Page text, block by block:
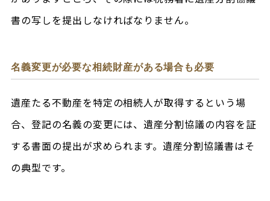
書の写しを提出しなければなりません。
名義変更が必要な相続財産がある場合も必要
遺産たる不動産を特定の相続人が取得するという場
合、登記の名義の変更には、遺産分割協議の内容を証
する書面の提出が求められます。遺産分割協議書はそ
の典型です。